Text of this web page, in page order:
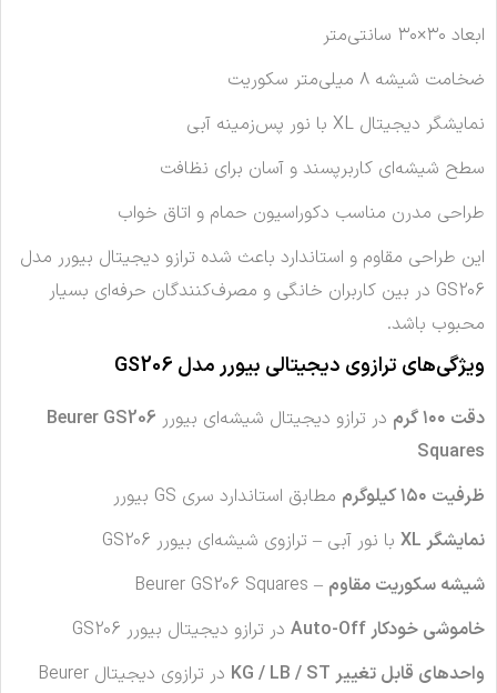
ابعاد ۳۰×۳۰ سانتی‌متر
ضخامت شیشه ۸ میلی‌متر سکوریت
نمایشگر دیجیتال XL با نور پس‌زمینه آبی
سطح شیشه‌ای کاربرپسند و آسان برای نظافت
طراحی مدرن مناسب دکوراسیون حمام و اتاق خواب
این طراحی مقاوم و استاندارد باعث شده ترازو دیجیتال بیورر مدل
GS206 در بین کاربران خانگی و مصرف‌کنندگان حرفه‌ای بسیار
محبوب باشد.
ویژگی‌های ترازوی دیجیتالی بیورر مدل GS206
دقت ۱۰۰ گرم در ترازو دیجیتال شیشه‌ای بیورر Beurer GS206
Squares
ظرفیت ۱۵۰ کیلوگرم
مطابق استاندارد سری GS بیورر
نمایشگر XL
با نور آبی – ترازوی شیشه‌ای بیورر GS206
شیشه سکوریت مقاوم – Beurer GS206 Squares
خاموشی خودکار Auto-Off
در ترازو دیجیتال بیورر GS206
واحدهای قابل تغییر KG / LB / ST
در ترازوی دیجیتال Beurer